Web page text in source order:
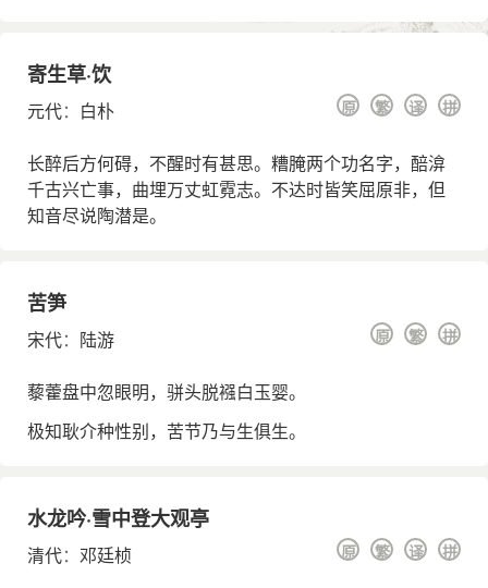
寄生草·饮
元代： 白朴 拼
译
繁
原
长醉后方何碍，不醒时有甚思。糟腌两个功名字，醅渰
千古兴亡事，曲埋万丈虹霓志。不达时皆笑屈原非，但
知音尽说陶潜是。
苦笋
宋代： 陆游 拼
繁
原
藜藿盘中忽眼明，骈头脱襁白玉婴。
极知耿介种性别，苦节乃与生俱生。
水龙吟·雪中登大观亭
清代： 邓廷桢 拼
译
繁
原